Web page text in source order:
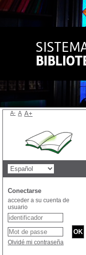
A- A A+
Conectarse
acceder a su cuenta de
usuario
Olvidé mi contraseña